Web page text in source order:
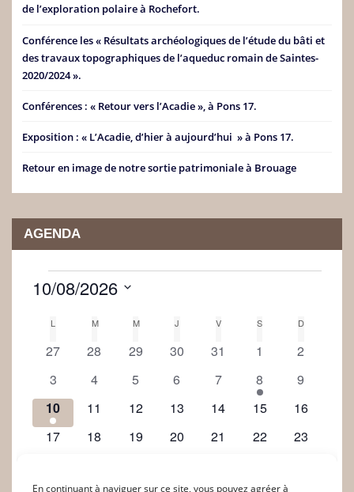
de l’exploration polaire à Rochefort.
Conférence les « Résultats archéologiques de l’étude du bâti et
des travaux topographiques de l’aqueduc romain de Saintes-
2020/2024 ».
Conférences : « Retour vers l’Acadie », à Pons 17.
Exposition : « L’Acadie, d’hier à aujourd’hui » à Pons 17.
Retour en image de notre sortie patrimoniale à Brouage
AGENDA